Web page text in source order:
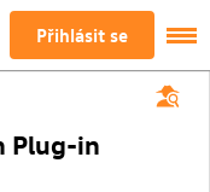
Přihlásit se
Plug-in